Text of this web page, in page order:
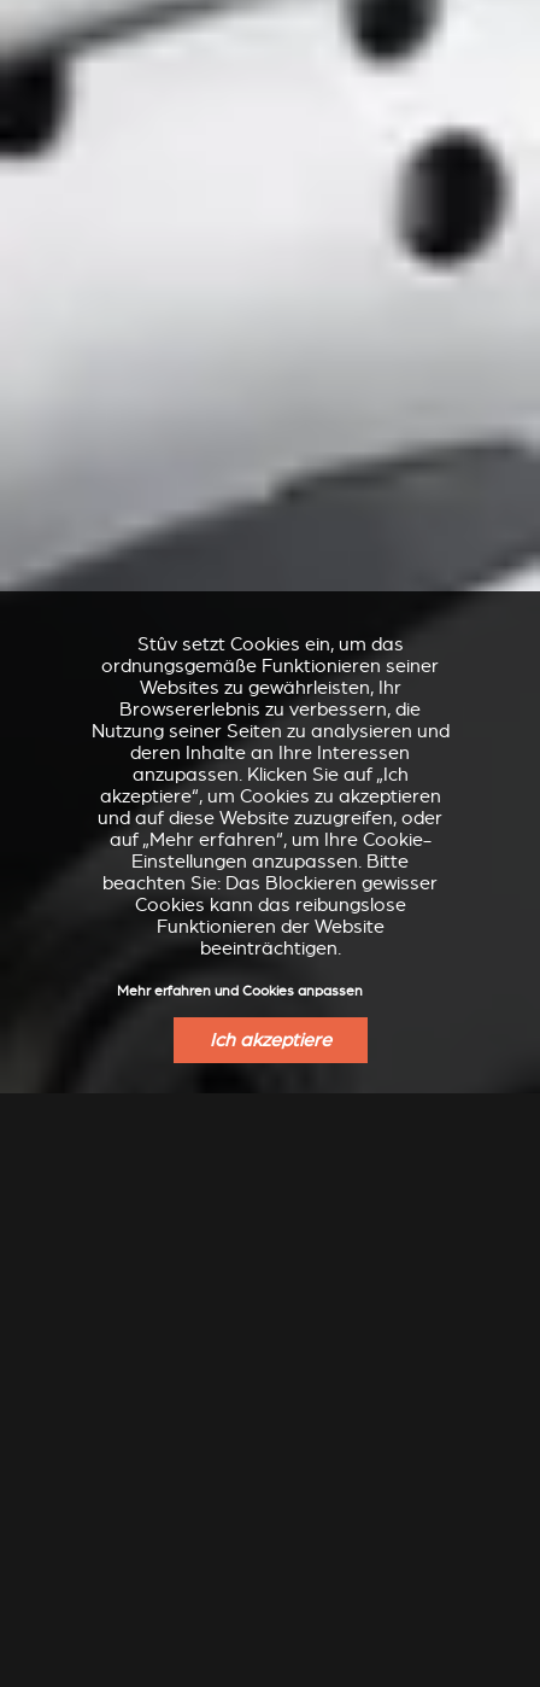
Stûv setzt Cookies ein, um das
ordnungsgemäße Funktionieren seiner
Websites zu gewährleisten, Ihr
Browsererlebnis zu verbessern, die
Nutzung seiner Seiten zu analysieren und
deren Inhalte an Ihre Interessen
anzupassen. Klicken Sie auf „Ich
akzeptiere“, um Cookies zu akzeptieren
und auf diese Website zuzugreifen, oder
auf „Mehr erfahren“, um Ihre Cookie-
Einstellungen anzupassen. Bitte
beachten Sie: Das Blockieren gewisser
Cookies kann das reibungslose
Funktionieren der Website
beeinträchtigen.
Mehr erfahren und Cookies anpassen
Ich akzeptiere